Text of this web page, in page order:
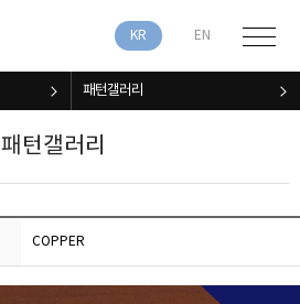
KR EN
패턴갤러리
패턴갤러리
COPPER